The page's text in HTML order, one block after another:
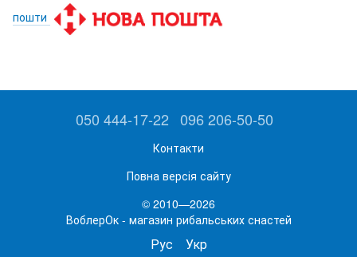
пошти
050 444-17-22 096 206-50-50
Контакти
Повна версія сайту
© 2010—2026
ВоблерОк - магазин рибальських снастей
Рус Укр